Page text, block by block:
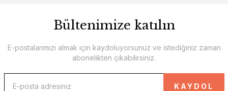
Bültenimize katılın
E-postalarımızı almak için kaydoluyorsunuz ve istediğiniz zaman
abonelikten çıkabilirsiniz.
KAYDOL